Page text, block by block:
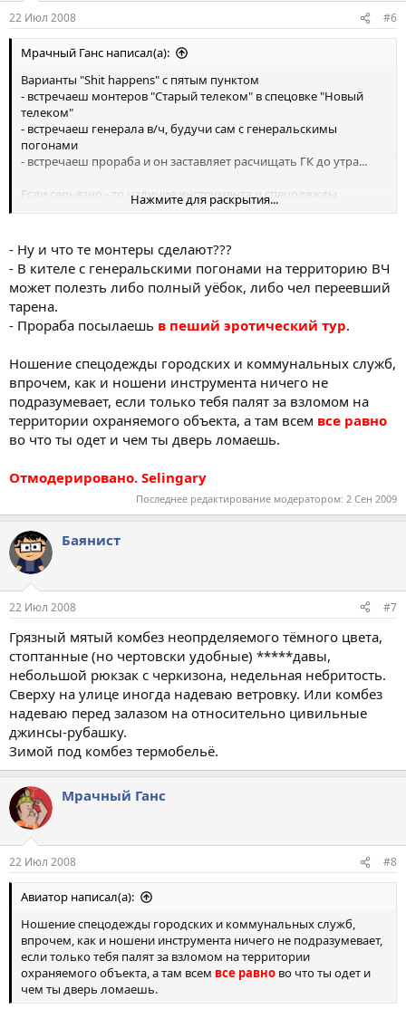
22 Июл 2008 #6
Мрачный Ганс написал(а):
Варианты "Shit happens" с пятым пунктом
- встречаеш монтеров "Старый телеком" в спецовке "Новый
телеком"
- встречаеш генерала в/ч, будучи сам с генеральскимы
погонами
- встречаеш прораба и он заставляет расчищать ГК до утра...
Если серьёзно - то наличие инструмента и спецодежды
подразумевает умысел в действии. Конечно, хитрые юристы
Нажмите для раскрытия...
- Ну и что те монтеры сделают???
- В кителе с генеральскими погонами на территорию ВЧ
может полезть либо полный уёбок, либо чел переевший
тарена.
- Прораба посылаешь в пеший эротический тур.
Ношение спецодежды городских и коммунальных служб,
впрочем, как и ношени инструмента ничего не
подразумевает, если только тебя палят за взломом на
территории охраняемого объекта, а там всем все равно
во что ты одет и чем ты дверь ломаешь.
Отмодерировано. Selingary
Последнее редактирование модератором: 2 Сен 2009
Баянист
22 Июл 2008 #7
Грязный мятый комбез неопрделяемого тёмного цвета,
стоптанные (но чертовски удобные) *****давы,
небольшой рюкзак с черкизона, недельная небритость.
Сверху на улице иногда надеваю ветровку. Или комбез
надеваю перед залазом на относительно цивильные
джинсы-рубашку.
Зимой под комбез термобельё.
Мрачный Ганс
22 Июл 2008 #8
Авиатор написал(а):
Ношение спецодежды городских и коммунальных служб,
впрочем, как и ношени инструмента ничего не подразумевает,
если только тебя палят за взломом на территории
охраняемого объекта, а там всем все равно во что ты одет и
чем ты дверь ломаешь.